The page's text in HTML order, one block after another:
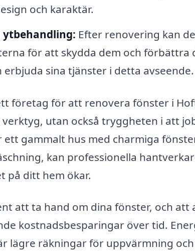
och karaktär.
ytbehandling: Efter renovering kan
för att skydda dem och förbättra
erbjuda sina tjänster i detta avseende.
företag för att renovera fönster i
utan också tryggheten i att
ett gammalt hus med charmiga
kan professionella
på ditt hem ökar.
att ta hand om dina fönster, och
kostnadsbesparingar över tid.
lägre räkningar för uppvärmning